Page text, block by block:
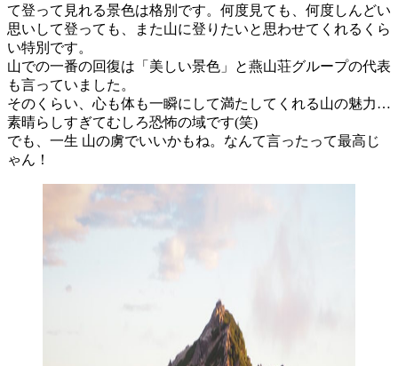
て登って見れる景色は格別です。何度見ても、何度しんどい
思いして登っても、また山に登りたいと思わせてくれるくら
い特別です。
山での一番の回復は「美しい景色」と燕山荘グループの代表
も言っていました。
そのくらい、心も体も一瞬にして満たしてくれる山の魅力…
素晴らしすぎてむしろ恐怖の域です(笑)
でも、一生 山の虜でいいかもね。なんて言ったって最高じ
ゃん！